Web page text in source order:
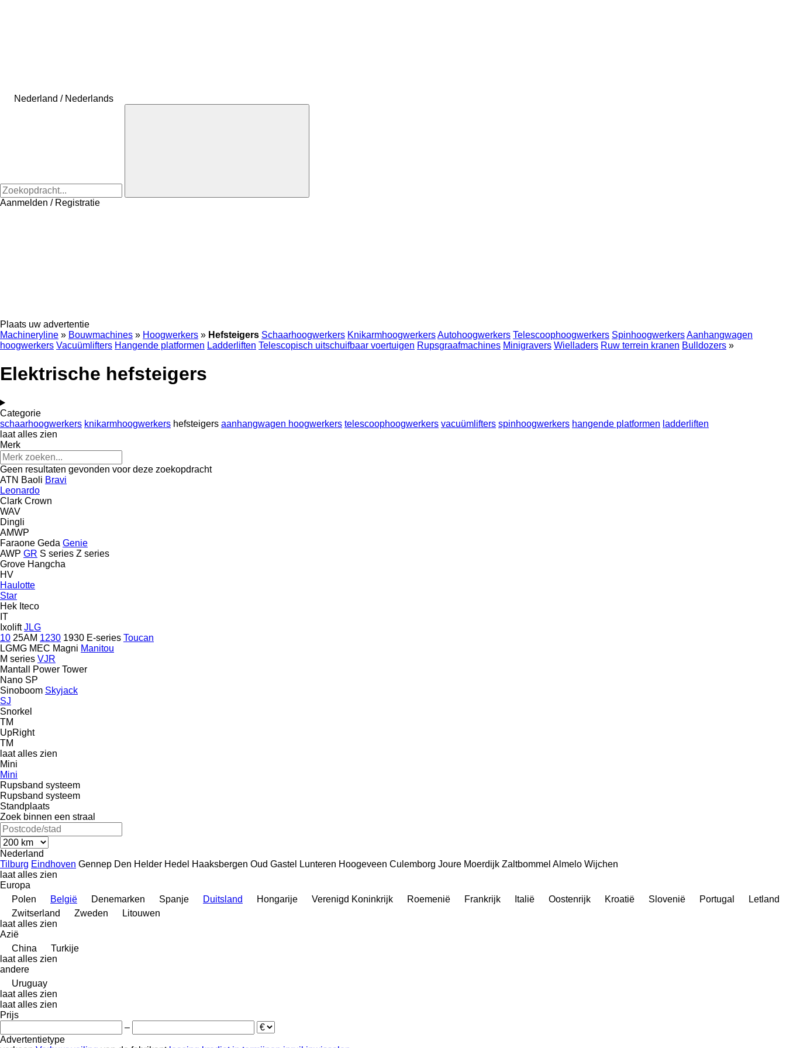
Nederland / Nederlands
Aanmelden / Registratie
Plaats uw advertentie
Machineryline » Bouwmachines » Hoogwerkers » Hefsteigers Schaarhoogwerkers KnikarmhoogwerkersAutohoogwerkers Telescoophoogwerkers SpinhoogwerkersAanhangwagen
hoogwerkers Vacuümlifters Hangende platformen Ladderliften Telescopisch uitschuifbaar voertuigen Rupsgraafmachines Minigravers Wielladers Ruw terrein kranen Bulldozers »
Elektrische hefsteigers
Categorie
schaarhoogwerkers knikarmhoogwerkers hefsteigers aanhangwagen hoogwerkers telescoophoogwerkers vacuümlifters spinhoogwerkers hangende platformen ladderliften
laat alles zien
Merk
Geen resultaten gevonden voor deze zoekopdracht
ATN Baoli Bravi
Leonardo
Clark Crown
WAV
Dingli
AMWP
Faraone Geda Genie
AWP GR S series Z series
Grove Hangcha
HV
Haulotte
Star
Hek Iteco
IT
Ixolift JLG
10 25AM 1230 1930 E-series Toucan
LGMG MEC Magni Manitou
M series VJR
Mantall
Power Tower
Nano SP
Sinoboom Skyjack
SJ
Snorkel
TM
UpRight
TM
laat alles zien
Mini
Mini
Rupsband systeem
Rupsband systeem
Standplaats
Zoek binnen een straal
Nederland
Tilburg Eindhoven Gennep Den Helder Hedel Haaksbergen Oud Gastel Lunteren Hoogeveen Culemborg Joure Moerdijk Zaltbommel Almelo Wijchen
laat alles zien
Europa
Polen
België Denemarken Spanje Duitsland Hongarije Verenigd Koninkrijk Roemenië Frankrijk Italië Oostenrijk Kroatië Slovenië Portugal
Letland
Zwitserland
Zweden
Litouwen
laat alles zien
Azië
China
Turkije
laat alles zien
andere
Uruguay
laat alles zien
laat alles zien
Prijs
–
Advertentietype